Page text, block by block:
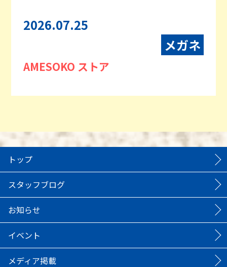
2026.07.25
メガネ
AMESOKO ストア
トップ
スタッフブログ
お知らせ
イベント
メディア掲載